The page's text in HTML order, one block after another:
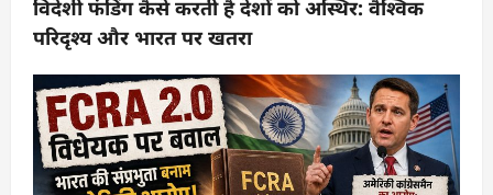
विदेशी फंडिंग कैसे करती है देशों को अस्थिर: वैश्विक
परिदृश्य और भारत पर खतरा